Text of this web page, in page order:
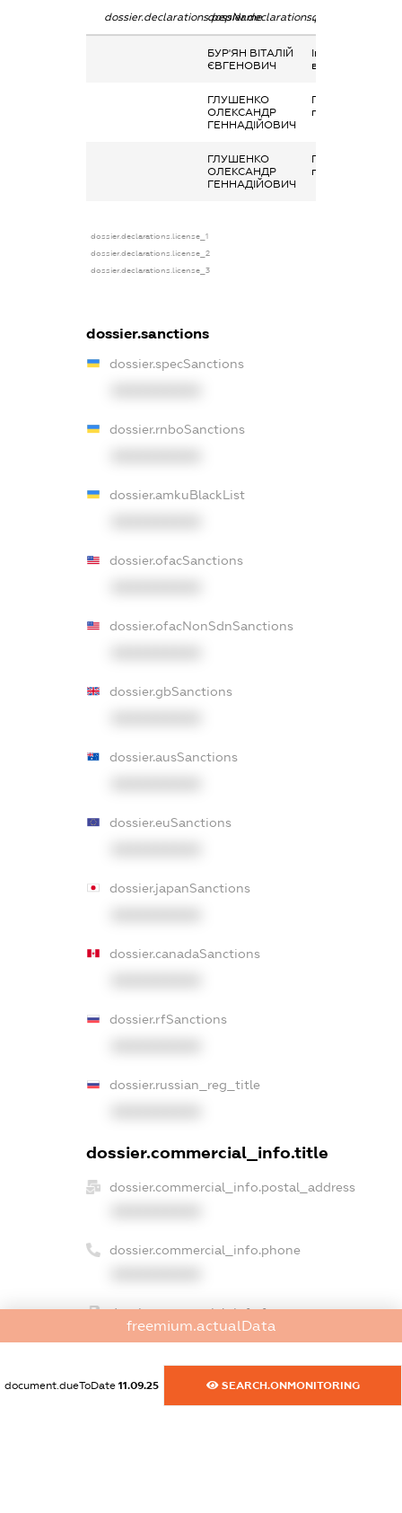
dossier.declarations.pepNamedossier.declarations.personName
БУР'ЯН ВІТАЛІЙ
ЄВГЕНОВИЧ
Інше,
відшкодування
ГЛУШЕНКО
ОЛЕКСАНДР
ГЕННАДІЙОВИЧ
Подарунок у
грошовій формі
ГЛУШЕНКО
ОЛЕКСАНДР
ГЕННАДІЙОВИЧ
Подарунок у
грошовій формі
dossier.declarations.license_1
dossier.declarations.license_2
dossier.declarations.license_3
dossier.sanctions
dossier.specSanctions
dossier.rnboSanctions
dossier.amkuBlackList
dossier.ofacSanctions
dossier.ofacNonSdnSanctions
dossier.gbSanctions
dossier.ausSanctions
dossier.euSanctions
dossier.japanSanctions
dossier.canadaSanctions
dossier.rfSanctions
dossier.russian_reg_title
dossier.commercial_info.title
dossier.commercial_info.postal_address
dossier.commercial_info.phone
dossier.commercial_info.fax
freemium.actualData
document.dueToDate 11.09.25 SEARCH.ONMONITORING